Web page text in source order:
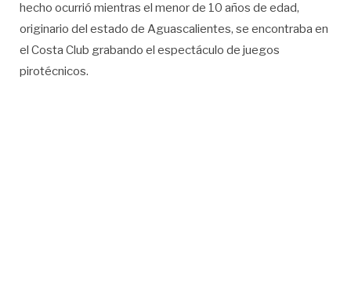
hecho ocurrió mientras el menor de 10 años de edad,
originario del estado de Aguascalientes, se encontraba en
el Costa Club grabando el espectáculo de juegos
pirotécnicos.